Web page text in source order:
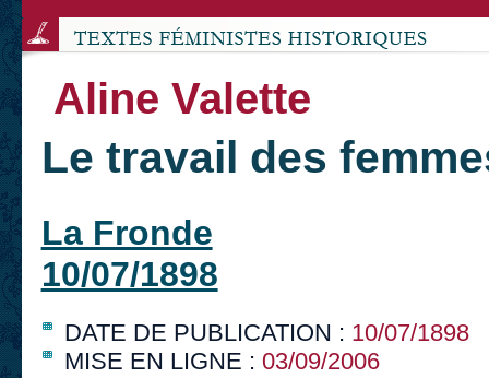
Aline Valette
Le travail des
La Fronde
10/07/1898
DATE DE PUBLICATION : 10/07/1898
MISE EN LIGNE : 03/09/2006